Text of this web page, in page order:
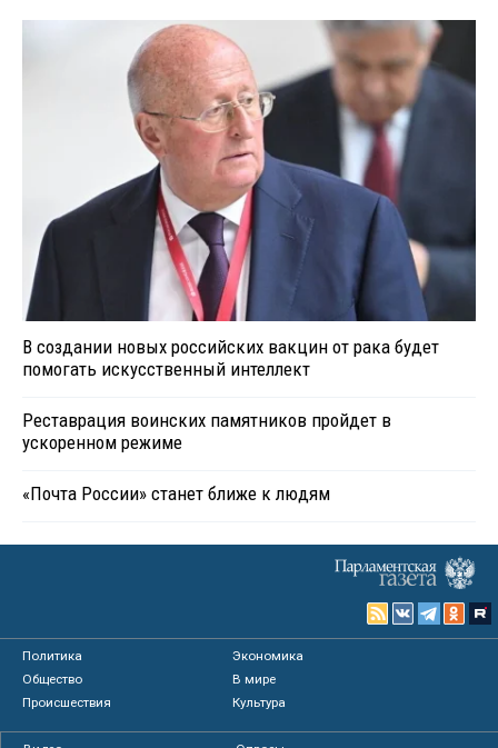
В создании новых российских вакцин от рака будет
помогать искусственный интеллект
Реставрация воинских памятников пройдет в
ускоренном режиме
«Почта России» станет ближе к людям
Политика
Экономика
Общество
В мире
Происшествия
Культура